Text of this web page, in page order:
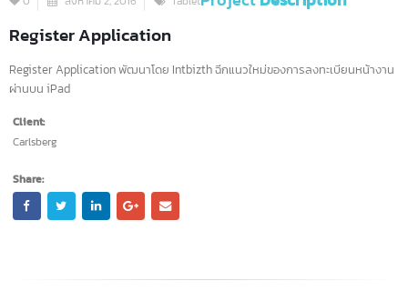
สิงหาคม 2, 2016
Register Application
ผ่านบน iPad
Carlsberg
Share: